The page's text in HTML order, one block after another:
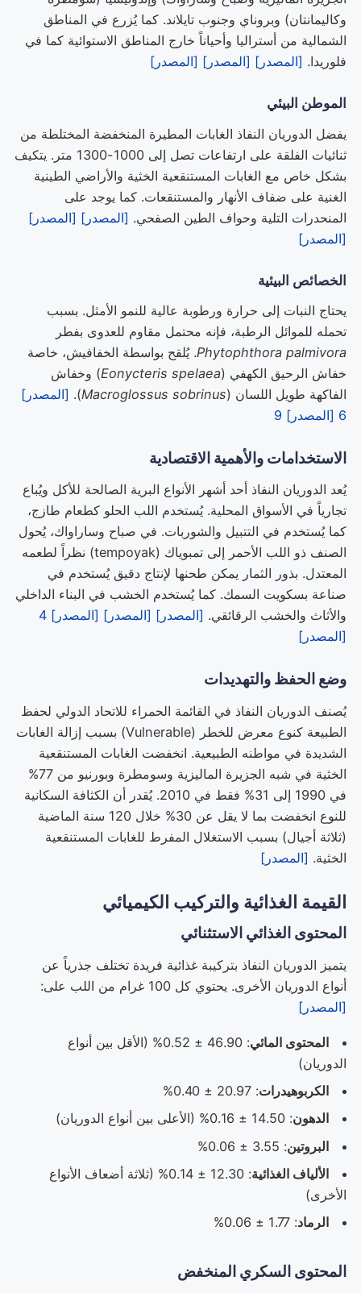
وكاليمانتان) وبروناي وجنوب تايلاند. كما يُزرع في المناطق
الشمالية من أستراليا وأحياناً خارج المناطق الاستوائية كما في
فلوريدا. [المصدر] [المصدر] [المصدر]
الموطن البيئي
يفضل الدوريان النفاذ الغابات المطيرة المنخفضة المختلطة من
ثنائيات الفلقة على ارتفاعات تصل إلى 1000-1300 متر. يتكيف
بشكل خاص مع الغابات المستنقعية الخثية والأراضي الطينية
الغنية على ضفاف الأنهار والمستنقعات. كما يوجد على
المنحدرات التلية وحواف الطين الصفحي. [المصدر] [المصدر]
[المصدر]
الخصائص البيئية
يحتاج النبات إلى حرارة ورطوبة عالية للنمو الأمثل. بسبب
تحمله للموائل الرطبة، فإنه محتمل مقاوم للعدوى بفطر
Phytophthora palmivora. يُلقح بواسطة الخفافيش، خاصة
خفاش الرحيق الكهفي (Eonycteris spelaea) وخفاش
الفاكهة طويل اللسان (Macroglossus sobrinus
). [المصدر]
6 [المصدر] 9
الاستخدامات والأهمية الاقتصادية
يُعد الدوريان النفاذ أحد أشهر الأنواع البرية الصالحة للأكل ويُباع
تجارياً في الأسواق المحلية. يُستخدم اللب الحلو كطعام طازج،
كما يُستخدم في التتبيل والشوربات. في صباح وساراواك، يُحول
الصنف ذو اللب الأحمر إلى تمبوياك (tempoyak) نظراً لطعمه
المعتدل. بذور الثمار يمكن طحنها لإنتاج دقيق يُستخدم في
صناعة بسكويت السمك. كما يُستخدم الخشب في البناء الداخلي
والأثاث والخشب الرقائقي. [المصدر] [المصدر] [المصدر] 4
[المصدر]
وضع الحفظ والتهديدات
يُصنف الدوريان النفاذ في القائمة الحمراء للاتحاد الدولي لحفظ
الطبيعة كنوع معرض للخطر (Vulnerable) بسبب إزالة الغابات
الشديدة في مواطنه الطبيعية. انخفضت الغابات المستنقعية
الخثية في شبه الجزيرة الماليزية وسومطرة وبورنيو من 77%
في 1990 إلى 31% فقط في 2010. يُقدر أن الكثافة السكانية
للنوع انخفضت بما لا يقل عن 30% خلال 120 سنة الماضية
(ثلاثة أجيال) بسبب الاستغلال المفرط للغابات المستنقعية
الخثية. [المصدر]
القيمة الغذائية والتركيب الكيميائي
المحتوى الغذائي الاستثنائي
يتميز الدوريان النفاذ بتركيبة غذائية فريدة تختلف جذرياً عن
أنواع الدوريان الأخرى. يحتوي كل 100 غرام من اللب على:
[المصدر]
المحتوى المائي
: 46.90 ± 0.52% (الأقل بين أنواع
الدوريان)
الكربوهيدرات: 20.97 ± 0.40%
الدهون: 14.50 ± 0.16% (الأعلى بين أنواع الدوريان)
البروتين: 3.55 ± 0.06%
الألياف الغذائية
: 12.30 ± 0.14% (ثلاثة أضعاف الأنواع
الأخرى)
الرماد: 1.77 ± 0.06%
المحتوى السكري المنخفض